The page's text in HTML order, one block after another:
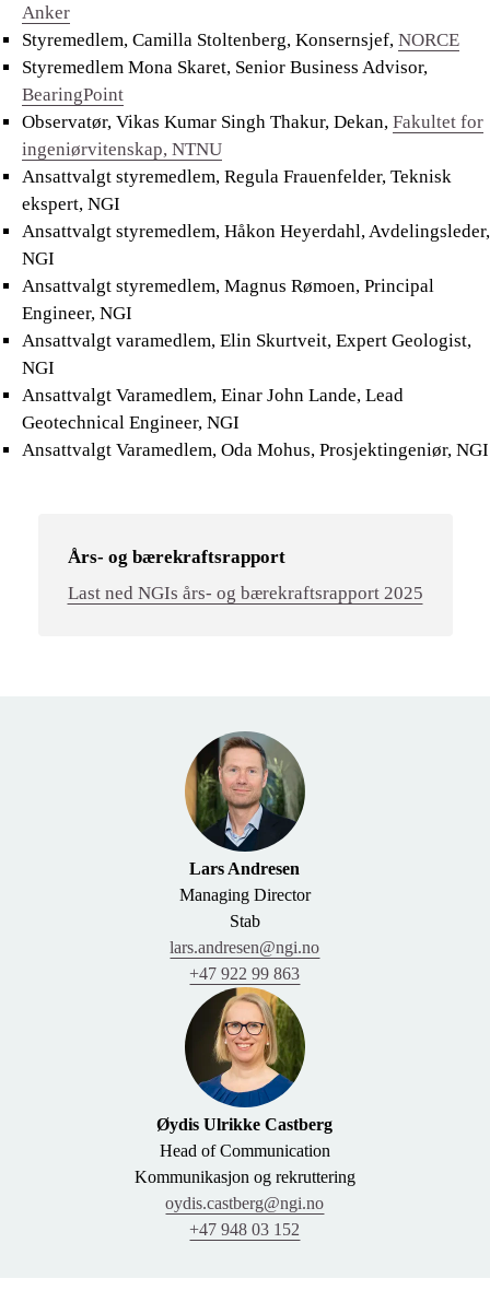
Anker
Styremedlem, Camilla Stoltenberg, Konsernsjef, NORCE
Styremedlem Mona Skaret, Senior Business Advisor,
BearingPoint
Observatør, Vikas Kumar Singh Thakur, Dekan, Fakultet for
ingeniørvitenskap, NTNU
Ansattvalgt styremedlem, Regula Frauenfelder, Teknisk
ekspert, NGI
Ansattvalgt styremedlem, Håkon Heyerdahl, Avdelingsleder,
NGI
Ansattvalgt styremedlem, Magnus Rømoen, Principal
Engineer, NGI
Ansattvalgt varamedlem, Elin Skurtveit, Expert Geologist,
NGI
Ansattvalgt Varamedlem, Einar John Lande, Lead
Geotechnical Engineer, NGI
Ansattvalgt Varamedlem, Oda Mohus, Prosjektingeniør, NGI
Års- og bærekraftsrapport
Last ned NGIs års- og bærekraftsrapport 2025
Lars Andresen
Managing Director
Stab
lars.andresen@ngi.no
+47 922 99 863
Øydis Ulrikke Castberg
Head of Communication
Kommunikasjon og rekruttering
oydis.castberg@ngi.no
+47 948 03 152